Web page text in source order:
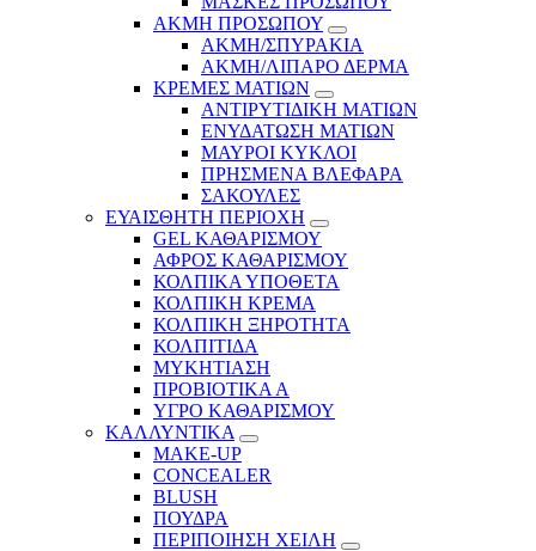
ΑΚΜΗ ΠΡΟΣΩΠΟΥ
ΑΚΜΗ/ΣΠΥΡΑΚΙΑ
ΑΚΜΗ/ΛΙΠΑΡΟ ΔΕΡΜΑ
ΚΡΕΜΕΣ ΜΑΤΙΩΝ
ΑΝΤΙΡΥΤΙΔΙΚΗ ΜΑΤΙΩΝ
ΕΝΥΔΑΤΩΣΗ ΜΑΤΙΩΝ
ΜΑΥΡΟΙ ΚΥΚΛΟΙ
ΠΡΗΣΜΕΝΑ ΒΛΕΦΑΡΑ
ΣΑΚΟΥΛΕΣ
ΕΥΑΙΣΘΗΤΗ ΠΕΡΙΟΧΗ
GEL ΚΑΘΑΡΙΣΜΟΥ
ΑΦΡΟΣ ΚΑΘΑΡΙΣΜΟΥ
ΚΟΛΠΙΚΑ ΥΠΟΘΕΤΑ
ΚΟΛΠΙΚΗ ΚΡΕΜΑ
ΚΟΛΠΙΚΗ ΞΗΡΟΤΗΤΑ
ΚΟΛΠΙΤΙΔΑ
ΜΥΚΗΤΙΑΣΗ
ΠΡΟΒΙΟΤΙΚΑ Α
ΥΓΡΟ ΚΑΘΑΡΙΣΜΟΥ
ΚΑΛΛΥΝΤΙΚΑ
MAKE-UP
CONCEALER
BLUSH
ΠΟΥΔΡΑ
ΠΕΡΙΠΟΙΗΣΗ ΧΕΙΛΗ